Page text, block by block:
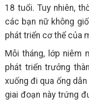
18 tuổi. Tuy nhiên,
các bạn nữ không
phát triển cơ thể của
Mỗi tháng, lớp niêm
phát triển trưởng
xuống đi qua ống
giai đoạn này trứng